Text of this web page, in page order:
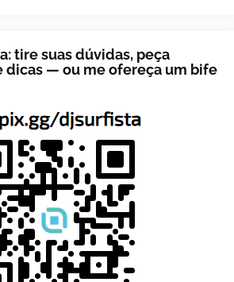
tire suas dúvidas, peça
dicas — ou me ofereça um bife